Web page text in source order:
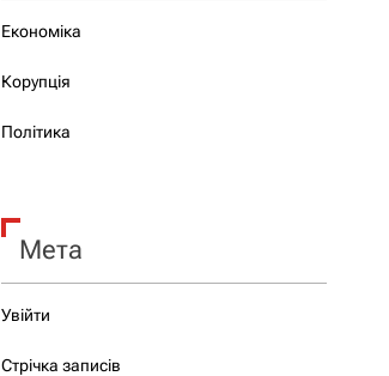
Економіка
Корупція
Політика
Мета
Увійти
Стрічка записів